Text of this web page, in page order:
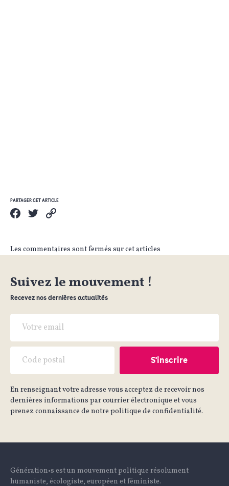
PARTAGER CET ARTICLE
Les commentaires sont fermés sur cet articles
Suivez le mouvement !
Recevez nos dernières actualités
En renseignant votre adresse vous acceptez de recevoir nos
dernières informations par courrier électronique et vous
prenez connaissance de notre politique de confidentialité.
Génération•s est un mouvement politique résolument
humaniste, écologiste, européen et féministe.